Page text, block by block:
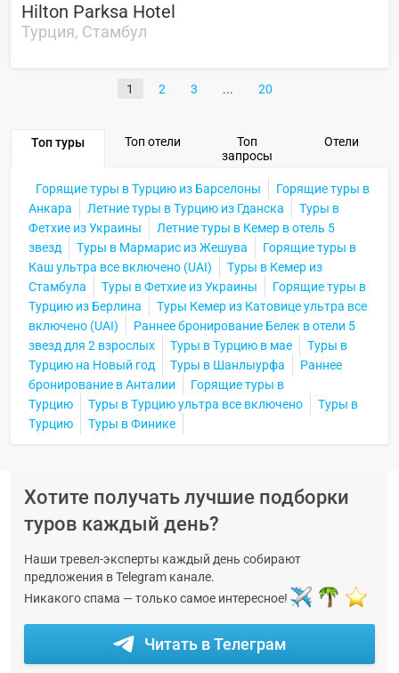
Hilton Parksa Hotel
Турция, Стамбул
1 2 3 20
Топ туры Топ отели
Топ
запросы
Отели
Горящие туры в Турцию из Барселоны
Горящие туры в
Анкара
Летние туры в Турцию из Гданска
Туры в
Фетхие из Украины
Летние туры в Кемер в отель 5
звезд
Туры в Мармарис из Жешува
Горящие туры в
Каш ультра все включено (UAI)
Туры в Кемер из
Стамбула
Туры в Фетхие из Украины
Горящие туры в
Турцию из Берлина
Туры Кемер из Катовице ультра все
включено (UAI)
Раннее бронирование Белек в отели 5
звезд для 2 взрослых
Туры в Турцию в мае
Туры в
Турцию на Новый год
Туры в Шанлыурфа
Раннее
бронирование в Анталии
Горящие туры в
Турцию
Туры в Турцию ультра все включено
Туры в
Турцию
Туры в Финике
Хотите получать лучшие подборки
туров каждый день?
Наши тревел-эксперты каждый день собирают
предложения в Telegram канале.
Никакого спама — только самое интересное!
Читать в Телеграм